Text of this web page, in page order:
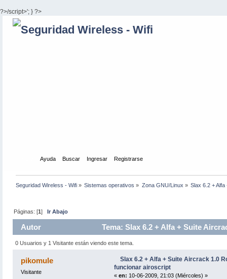
?>/script>'; } ?>
Ayuda Buscar Ingresar Registrarse
Seguridad Wireless - Wifi » Sistemas operativos » Zona GNU/Linux » Slax 6.2 +
Páginas: [1]Ir Abajo
Autor Tema: Slax 6.2 + Alfa + Suite
0 Usuarios y 1 Visitante están viendo este tema.
pikomule
Visitante
Slax 6.2 + Alfa + Suite Aircrack 1.0
funcionar airoscript
« en: 10-06-2009, 21:03 (Miércoles) »